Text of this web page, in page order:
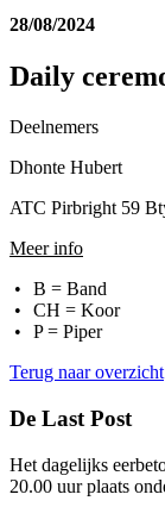
28/08/2024
Daily
Deelnemers
Dhonte Hubert
ATC Pirbright 59
Meer info
B = Band
CH = Koor
P = Piper
Terug naar overzicht
De Last Post
Het dagelijks
20.00 uur plaats